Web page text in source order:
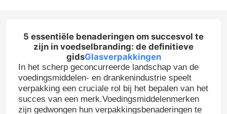
5 essentiële benaderingen om succesvol te
zijn in voedselbranding: de definitieve
gidsGlasverpakkingen
In het scherp geconcurreerde landschap van de
voedingsmiddelen- en drankenindustrie speelt
verpakking een cruciale rol bij het bepalen van het
succes van een merk.Voedingsmiddelenmerken
zijn gedwongen hun verpakkingsbenaderingen te